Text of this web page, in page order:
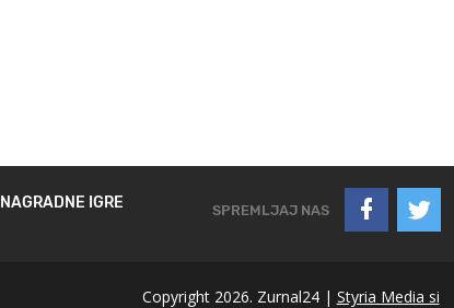
NAGRADNE IGRE
SPREMLJAJ NAS
Copyright 2026. Zurnal24 | Styria Media si